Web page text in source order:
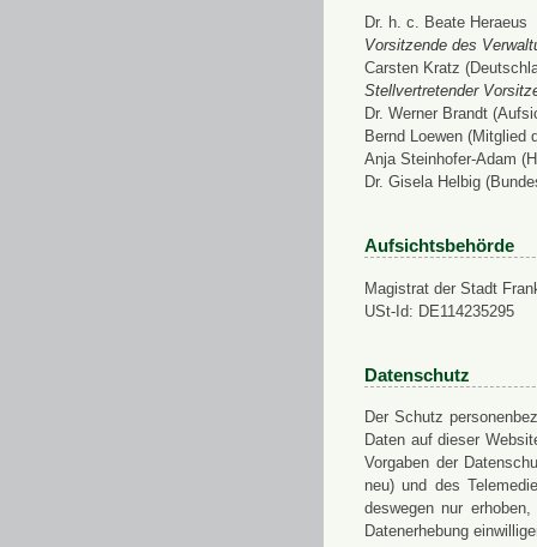
Dr. h. c. Beate Heraeus
Vorsitzende des
Carsten Kratz
Stellvertretender
Dr. Werner Brandt
Bernd Loewen (Mitglied
Anja Steinhofer-Adam
Dr. Gisela Helbig
Aufsichtsbehörde
Magistrat der Stadt
USt-Id: DE114235295
Datenschutz
Der Schutz
Daten auf dieser
Vorgaben der
neu) und des
deswegen nur
Datenerhebung